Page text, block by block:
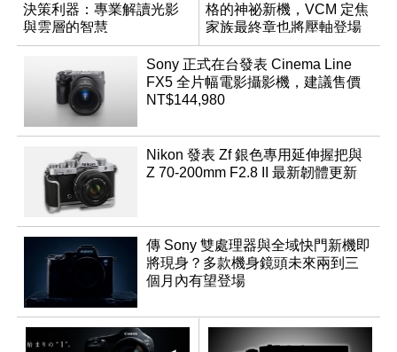
決策利器：專業解讀光影
與雲層的智慧
App「Atmos」登場
格的神祕新機，VCM 定焦
家族最終章也將壓軸登場
Sony 正式在台發表 Cinema Line
FX5 全片幅電影攝影機，建議售價
NT$144,980
Nikon 發表 Zf 銀色專用延伸握把與
Z 70-200mm F2.8 II 最新韌體更新
傳 Sony 雙處理器與全域快門新機即
將現身？多款機身鏡頭未來兩到三
個月內有望登場